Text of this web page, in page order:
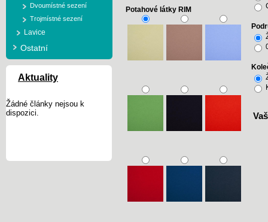
Dvoumístné sezení
Trojmístné sezení
Lavice
Ostatní
Aktuality
Žádné články nejsou k
dispozici.
Potahové látky RIM